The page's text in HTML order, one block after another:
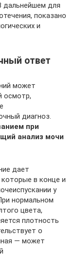
дальнейшем для
показано
и
ответ
может
осмотр,
диагноз.
при
анализ мочи
дает
в конце и
у
нормальном
цвета,
плотность
о
— может